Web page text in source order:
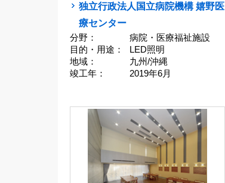
独立行政法人国立病院機構 嬉野医
療センター
分野：
病院・医療福祉施設
目的・用途：
LED照明
地域：
九州/沖縄
竣工年：
2019年6月